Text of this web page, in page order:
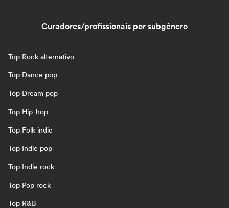
Curadores/profissionais por subgênero
Top Rock alternativo
Top Dance pop
Top Dream pop
Top Hip-hop
Top Folk indie
Top Indie pop
Top Indie rock
Top Pop rock
Top R&B